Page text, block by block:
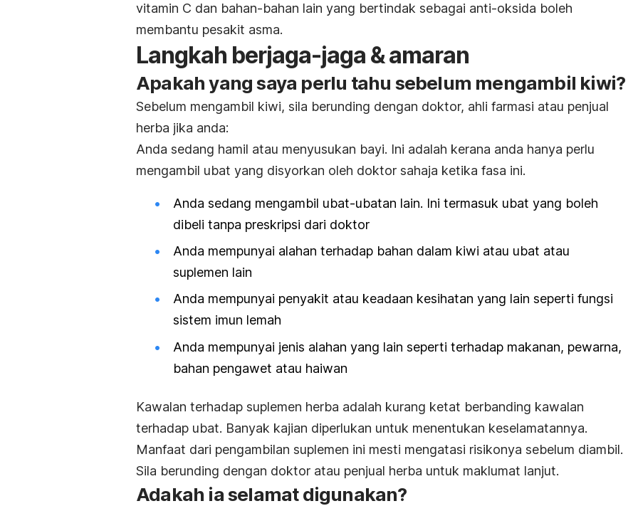
vitamin C dan bahan-bahan lain yang bertindak sebagai anti-oksida boleh
membantu pesakit asma.
Langkah berjaga-jaga & amaran
Apakah yang saya perlu tahu sebelum mengambil kiwi?
Sebelum mengambil kiwi, sila berunding dengan doktor, ahli farmasi atau penjual
herba jika anda:
Anda sedang hamil atau menyusukan bayi. Ini adalah kerana anda hanya perlu
mengambil ubat yang disyorkan oleh doktor sahaja ketika fasa ini.
Anda sedang mengambil ubat-ubatan lain. Ini termasuk ubat yang boleh
dibeli tanpa preskripsi dari doktor
Anda mempunyai alahan terhadap bahan dalam kiwi atau ubat atau
suplemen lain
Anda mempunyai penyakit atau keadaan kesihatan yang lain seperti fungsi
sistem imun lemah
Anda mempunyai jenis alahan yang lain seperti terhadap makanan, pewarna,
bahan pengawet atau haiwan
Kawalan terhadap suplemen herba adalah kurang ketat berbanding kawalan
terhadap ubat. Banyak kajian diperlukan untuk menentukan keselamatannya.
Manfaat dari pengambilan suplemen ini mesti mengatasi risikonya sebelum diambil.
Sila berunding dengan doktor atau penjual herba untuk maklumat lanjut.
Adakah ia selamat digunakan?